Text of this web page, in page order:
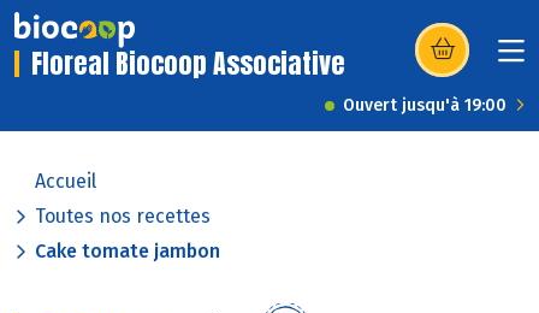
Floreal Biocoop Associative (s’ouvre dans
Ouvert jusqu'à 19:00
Accueil
Toutes nos recettes
Cake tomate jambon